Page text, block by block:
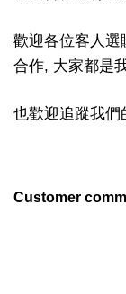
歡迎各位客人
合作, 大家都是
也歡迎追蹤我們
Customer